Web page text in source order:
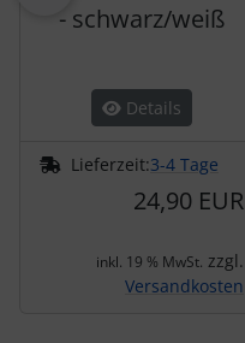
- schwarz/weiß
Details
Lieferzeit:3-4 Tage
24,90 EUR
inkl. 19 % MwSt. zzgl.
Versandkosten